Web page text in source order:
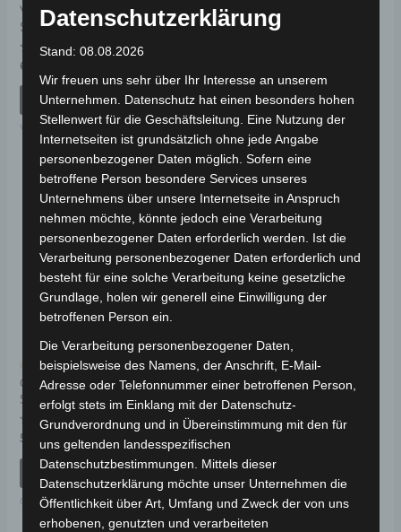
VISTA SCHLOSSSET MIT
SCHLÜSSELN
Bewertet
mit
0
69,00
IN DEN WARENKORB
VISTA
VB2 HINTERER
SCHALTHEBEL
0
von
5 IN DEN WARENKORB
VB2
Kostenloser Versand
CARGO VOLT
SCHLOSSSATZ
Bewertet
0
59,00
IN DEN WARENKORB
CARGO VOLT
Kostenloser Versand
CARGO VOLT
GANGHEBEL
mit
0
von
59,00
IN DEN WARENKORB
CARGO VOLT
Datenschutzerklärung
Stand: 08.08.2026
Wir freuen uns sehr über Ihr Interesse an unserem
Unternehmen. Datenschutz hat einen besonders hohen
Stellenwert für die Geschäftsleitung. Eine Nutzung der
Internetseiten ist grundsätzlich ohne jede Angabe
personenbezogener Daten möglich. Sofern eine
betroffene Person besondere Services unseres
Unternehmens über unsere Internetseite in Anspruch
nehmen möchte, könnte jedoch eine Verarbeitung
personenbezogener Daten erforderlich werden. Ist die
Verarbeitung personenbezogener Daten erforderlich und
besteht für eine solche Verarbeitung keine gesetzliche
Grundlage, holen wir generell eine Einwilligung der
betroffenen Person ein.
Die Verarbeitung personenbezogener Daten,
beispielsweise des Namens, der Anschrift, E-Mail-
Adresse oder Telefonnummer einer betroffenen Person,
erfolgt stets im Einklang mit der Datenschutz-
Grundverordnung und in Übereinstimmung mit den für
uns geltenden landesspezifischen
Datenschutzbestimmungen. Mittels dieser
Datenschutzerklärung möchte unser Unternehmen die
Öffentlichkeit über Art, Umfang und Zweck der von uns
erhobenen, genutzten und verarbeiteten